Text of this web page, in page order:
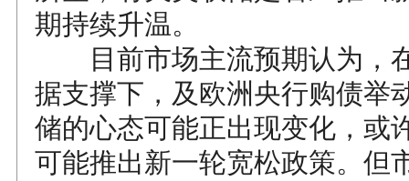
期持续升温。
目前市场主流预期认为，
据支撑下，及欧洲央行购债举
储的心态可能正出现变化，或
可能推出新一轮宽松政策。但